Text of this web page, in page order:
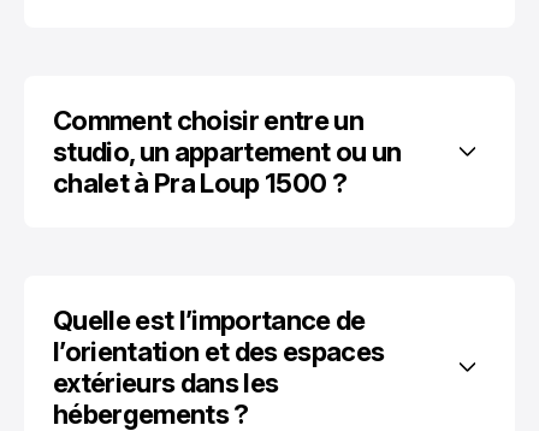
Comment choisir entre un
studio, un appartement ou un
chalet à Pra Loup 1500 ?
Quelle est l’importance de
l’orientation et des espaces
extérieurs dans les
hébergements ?